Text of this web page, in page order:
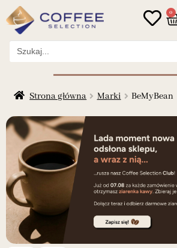
0
Search
for:
Strona główna Marki BeMyBean